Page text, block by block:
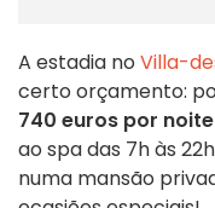
A estadia no Villa-
certo orçamento:
740 euros por
ao spa das 7h às
numa mansão